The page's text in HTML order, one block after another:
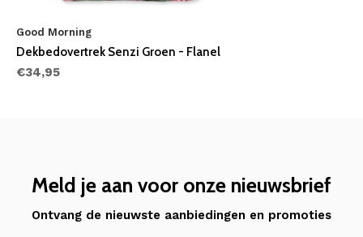
Good Morning
Dekbedovertrek Senzi Groen - Flanel
€34,95
Meld je aan voor onze nieuwsbrief
Ontvang de nieuwste aanbiedingen en promoties